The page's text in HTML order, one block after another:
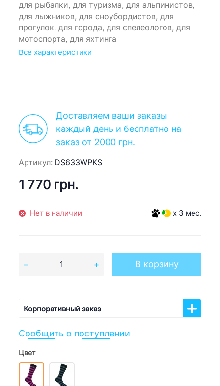
для рыбалки, для туризма, для альпинистов,
для лыжников, для сноубордистов, для
прогулок, для города, для спелеологов, для
мотоспорта, для яхтинга
Все характеристики
Доставляем ваши заказы
каждый день и бесплатно на
заказ от 2000 грн.
Артикул: DS633WPKS
1 770 грн.
Нет в наличии x 3 мес.
В корзину
Корпоративный заказ
Сообщить о поступлении
Цвет